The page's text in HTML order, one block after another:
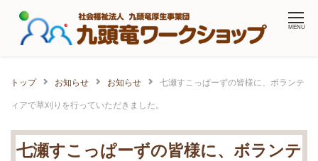
Skip
MENU
トップ お知らせ お知らせ 七瀬すこっぱーずの皆様に、ボランテ
ィアで草刈りを行っていただきました。
七瀬すこっぱーずの皆様に、ボランテ